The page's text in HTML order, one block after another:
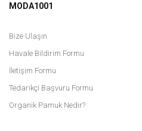
MODA1001
Bize Ulaşın
Havale Bildirim Formu
İletişim Formu
Tedarikçi Başvuru Formu
Organik Pamuk Nedir?